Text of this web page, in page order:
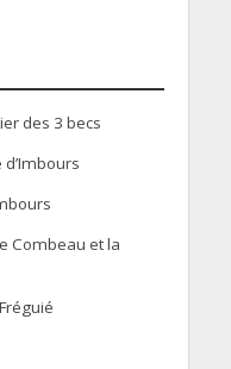
des 3 becs
Combeau et la